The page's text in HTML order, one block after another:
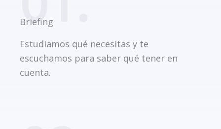
Briefing
Estudiamos qué necesitas y te
escuchamos para saber qué tener en
cuenta.